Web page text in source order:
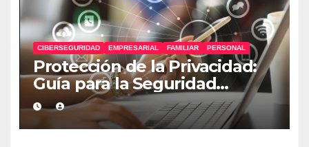
CIBERSEGURIDAD EMPRESARIAL FAMILIAR PERSONAL
Protección de la Privacidad:
Guía para la Seguridad
Personal, Familiar y
Empresarial